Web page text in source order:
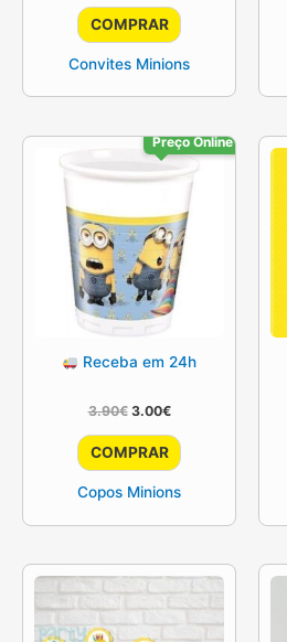
COMPRAR
Convites Minions
Preço Online
Receba em 24h
3.90€ O
original
era:
3.00€O
atual
é:
COMPRAR
Copos Minions